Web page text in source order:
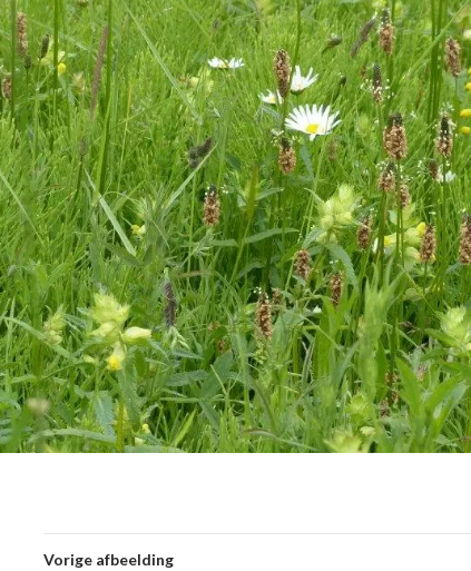
Vorige afbeelding